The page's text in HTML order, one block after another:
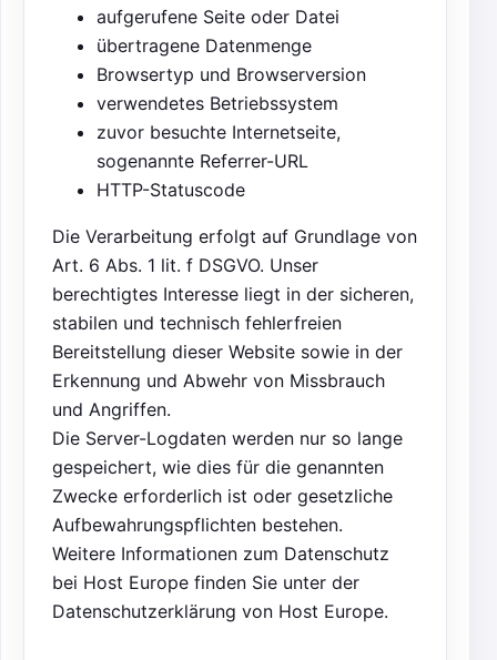
aufgerufene Seite oder Datei
übertragene Datenmenge
Browsertyp und Browserversion
verwendetes Betriebssystem
zuvor besuchte Internetseite,
sogenannte Referrer-URL
HTTP-Statuscode
Die Verarbeitung erfolgt auf Grundlage von
Art. 6 Abs. 1 lit. f DSGVO. Unser
berechtigtes Interesse liegt in der sicheren,
stabilen und technisch fehlerfreien
Bereitstellung dieser Website sowie in der
Erkennung und Abwehr von Missbrauch
und Angriffen.
Die Server-Logdaten werden nur so lange
gespeichert, wie dies für die genannten
Zwecke erforderlich ist oder gesetzliche
Aufbewahrungspflichten bestehen.
Weitere Informationen zum Datenschutz
bei Host Europe finden Sie unter der
Datenschutzerklärung von Host Europe.